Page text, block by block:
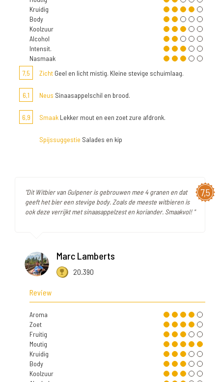
Kruidig
Body
Koolzuur
Alcohol
Intensit.
Nasmaak
7,5
Zicht Geel en licht mistig. Kleine stevige schuimlaag.
6,1 Neus Sinaasappelschil en brood.
6,9 Smaak Lekker mout en een zoet zure afdronk.
Spijssuggestie Salades en kip
7,5
"Dit Witbier van Gulpener is gebrouwen mee 4 granen en dat
geeft het bier een stevige body. Zoals de meeste witbieren is
ook deze verrijkt met sinaasappelzest en koriander. Smaakvol! "
Marc Lamberts
20.390
Review
Aroma
Zoet
Fruitig
Moutig
Kruidig
Body
Koolzuur